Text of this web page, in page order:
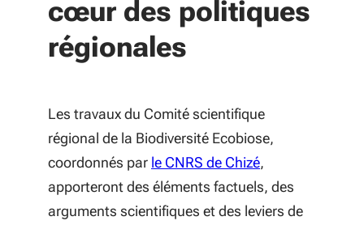
cœur des politiques
régionales
Les travaux du Comité scientifique
régional de la Biodiversité Ecobiose,
coordonnés par le CNRS de Chizé(S'ouvre dans
,
apporteront des éléments factuels, des
arguments scientifiques et des leviers de